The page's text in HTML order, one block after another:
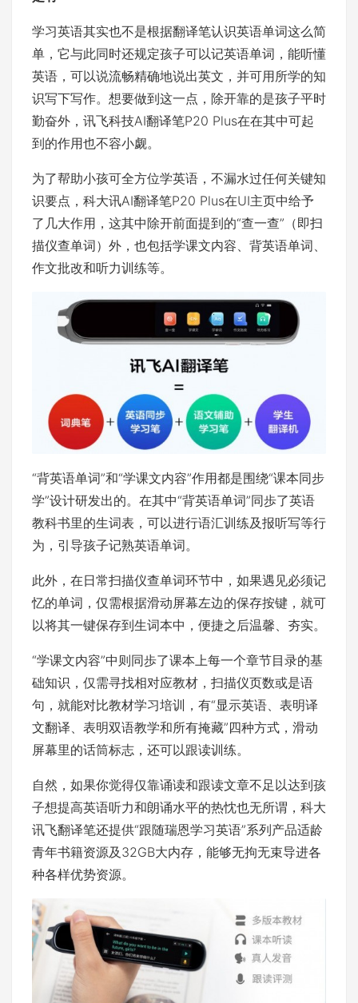
学习英语其实也不是根据翻译笔认识英语单词这么简
单，它与此同时还规定孩子可以记英语单词，能听懂
英语，可以说流畅精确地说出英文，并可用所学的知
识写下写作。想要做到这一点，除开靠的是孩子平时
勤奋外，讯飞科技AI翻译笔P20 Plus在在其中可起
到的作用也不容小觑。
为了帮助小孩可全方位学英语，不漏水过任何关键知
识要点，科大讯AI翻译笔P20 Plus在UI主页中给予
了几大作用，这其中除开前面提到的“查一查”（即扫
描仪查单词）外，也包括学课文内容、背英语单词、
作文批改和听力训练等。
“背英语单词”和“学课文内容”作用都是围绕“课本同步
学”设计研发出的。在其中“背英语单词”同歩了英语
教科书里的生词表，可以进行语汇训练及报听写等行
为，引导孩子记熟英语单词。
此外，在日常扫描仪查单词环节中，如果遇见必须记
忆的单词，仅需根据滑动屏幕左边的保存按键，就可
以将其一键保存到生词本中，便捷之后温馨、夯实。
“学课文内容”中则同歩了课本上每一个章节目录的基
础知识，仅需寻找相对应教材，扫描仪页数或是语
句，就能对比教材学习培训，有“显示英语、表明译
文翻译、表明双语教学和所有掩藏”四种方式，滑动
屏幕里的话筒标志，还可以跟读训练。
自然，如果你觉得仅靠诵读和跟读文章不足以达到孩
子想提高英语听力和朗诵水平的热忱也无所谓，科大
讯飞翻译笔还提供“跟随瑞恩学习英语”系列产品适龄
青年书籍资源及32GB大内存，能够无拘无束导进各
种各样优势资源。